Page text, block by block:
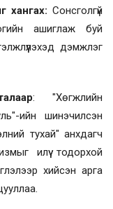
хангах: Сонсголгүй
ашиглаж буй
дэмжлэг
: "Хөгжлийн
ийн шинэчилсэн
тухай" анхдагч
илүү тодорхой
хийсэн арга